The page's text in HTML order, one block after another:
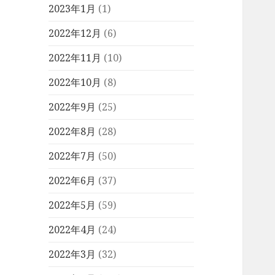
2023年1月 (1)
2022年12月 (6)
2022年11月 (10)
2022年10月 (8)
2022年9月 (25)
2022年8月 (28)
2022年7月 (50)
2022年6月 (37)
2022年5月 (59)
2022年4月 (24)
2022年3月 (32)